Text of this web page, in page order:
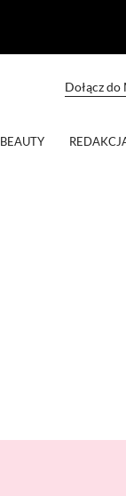
Dołącz
BEAUTY